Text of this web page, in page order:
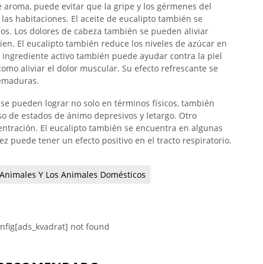
puede evitar que la gripe y los gérmenes del
habitaciones. El aceite de eucalipto también se
Los dolores de cabeza también se pueden aliviar
El eucalipto también reduce los niveles de azúcar en
activo también puede ayudar contra la piel
aliviar el dolor muscular. Su efecto refrescante se
pueden lograr no solo en términos físicos, también
de estados de ánimo depresivos y letargo. Otro
El eucalipto también se encuentra en algunas
puede tener un efecto positivo en el tracto respiratorio.
Animales Y Los Animales Domésticos
not found